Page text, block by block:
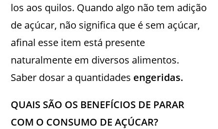
los aos quilos. Quando algo não tem adição
de açúcar, não significa que é sem açúcar,
afinal esse item está presente
naturalmente em diversos alimentos.
Saber dosar a quantidades engeridas.
QUAIS SÃO OS BENEFÍCIOS DE PARAR
COM O CONSUMO DE AÇÚCAR?